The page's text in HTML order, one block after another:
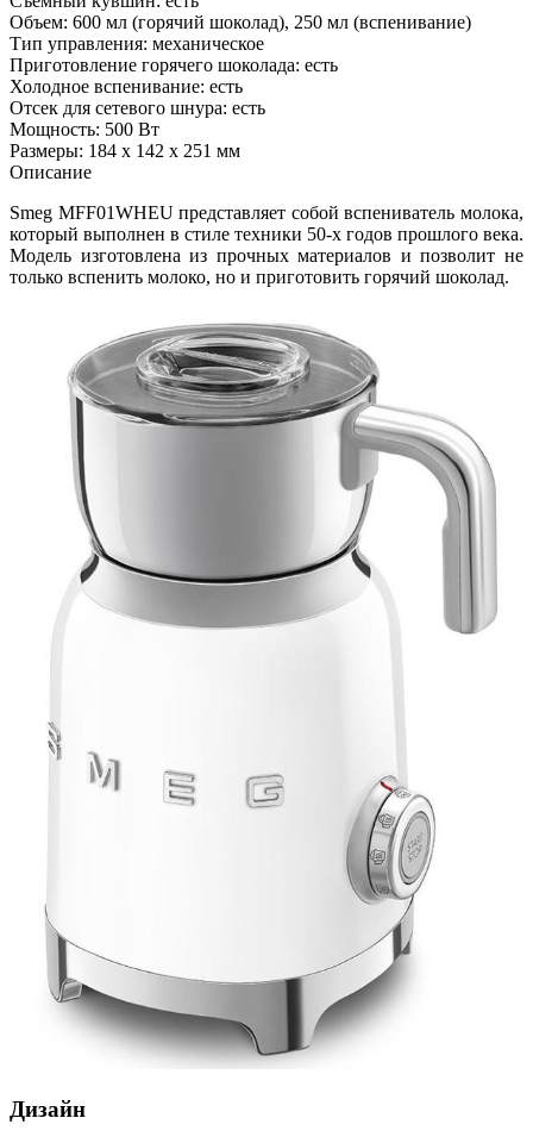
Объем: 600 мл (горячий шоколад), 250 мл (вспенивание)
Тип управления: механическое
Приготовление горячего шоколада: есть
Холодное вспенивание: есть
Отсек для сетевого шнура: есть
Мощность: 500 Вт
Размеры: 184 х 142 х 251 мм
Описание
Smeg MFF01WHEU представляет собой вспениватель молока,
который выполнен в стиле техники 50-х годов прошлого века.
Модель изготовлена из прочных материалов и позволит не
только вспенить молоко, но и приготовить горячий шоколад.
Дизайн